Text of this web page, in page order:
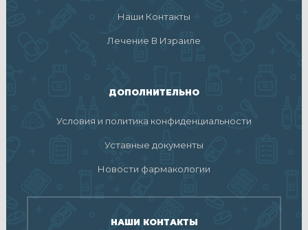
Наши Контакты
Лечение В Израиле
ДОПОЛНИТЕЛЬНО
Условия и политика конфиденциальности
Уставные документы
Новости фармакологии
НАШИ КОНТАКТЫ